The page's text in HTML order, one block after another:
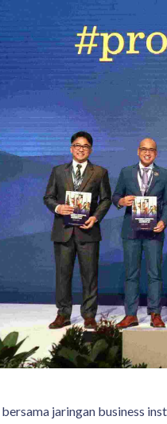
bersama jaringan business